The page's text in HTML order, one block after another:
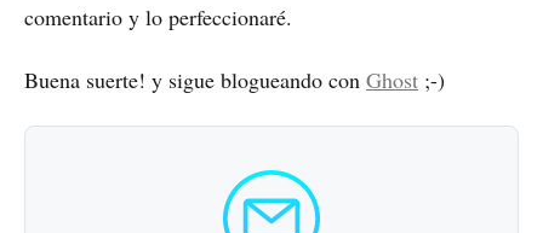
comentario y lo perfeccionaré.
Buena suerte! y sigue blogueando con Ghost ;-)